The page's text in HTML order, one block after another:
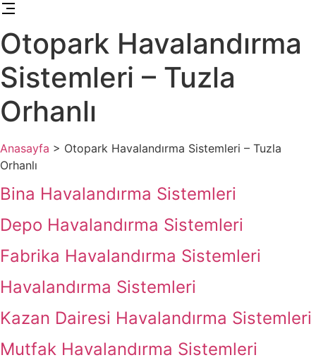
Otopark Havalandırma
Sistemleri – Tuzla
Orhanlı
Anasayfa > Otopark Havalandırma Sistemleri – Tuzla
Orhanlı
Bina Havalandırma Sistemleri
Depo Havalandırma Sistemleri
Fabrika Havalandırma Sistemleri
Havalandırma Sistemleri
Kazan Dairesi Havalandırma Sistemleri
Mutfak Havalandırma Sistemleri